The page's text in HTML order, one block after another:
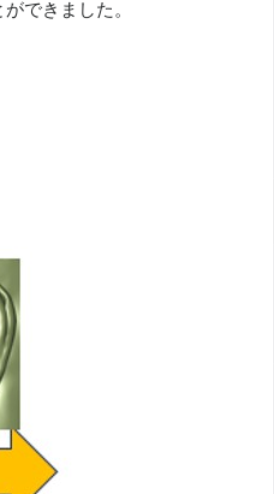
できました。